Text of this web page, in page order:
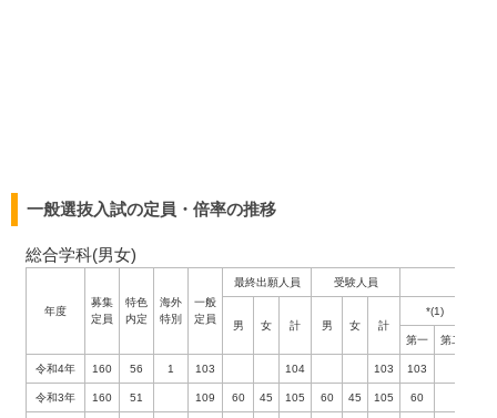
一般選抜入試の定員・倍率の推移
総合学科(男女)
年度
募集
定員
特色
内定
海外
特別
一般
定員
最終出願人員 受験人員
男 女 計 男 女 計
*(1)
第一 第二
令和4年 160 56 1 103 104 103 103
令和3年 160 51 109 60 45 105 60 45 105 60